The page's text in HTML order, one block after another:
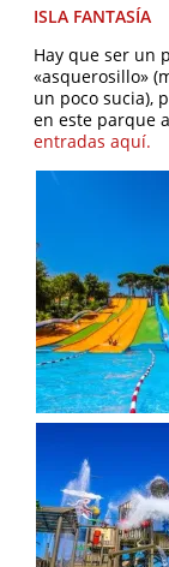
ISLA FANTASÍA
Hay que ser un
«asquerosillo»
un poco sucia),
en este parque
entradas aquí.